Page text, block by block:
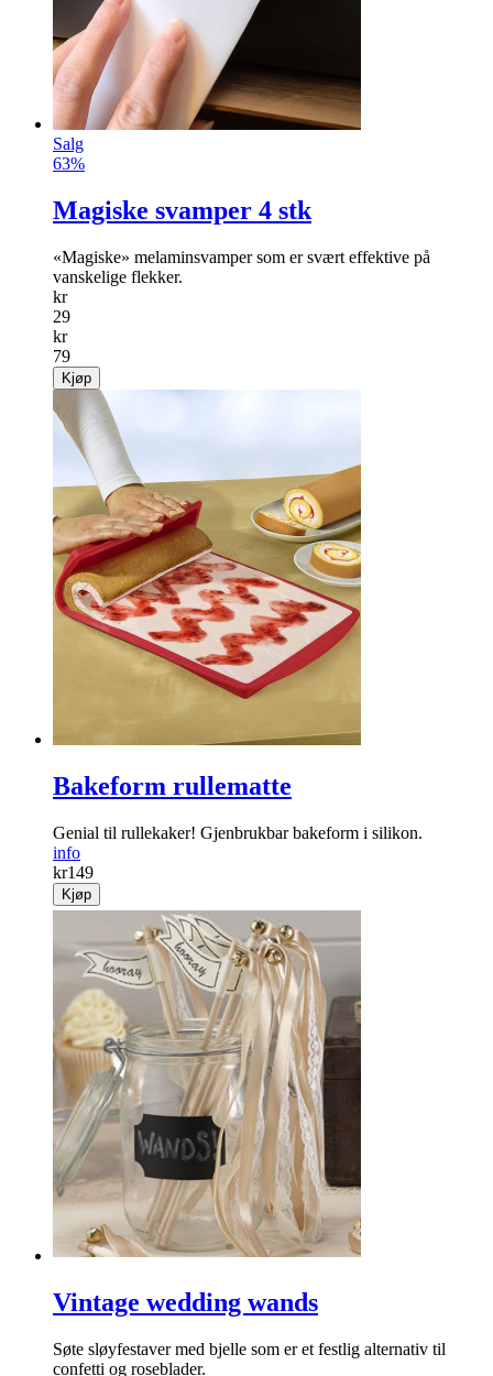
Salg
63%
Magiske svamper 4 stk
«Magiske» melaminsvamper som er svært effektive på
vanskelige flekker.
kr
29
kr
79
Kjøp
Bakeform rullematte
Genial til rullekaker! Gjenbrukbar bakeform i silikon.
info
kr149
Kjøp
Vintage wedding wands
Søte sløyfestaver med bjelle som er et festlig alternativ til
confetti og roseblader.